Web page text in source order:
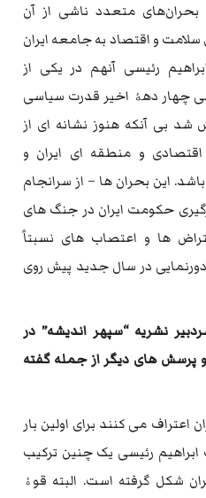
متعدد ناشی از آن
و اقتصاد به جامعه ایران
رئیسی آنهم در یکی از
طی چهار دهۀ اخیر قدرت سیاسی
شد بی آنکه هنوز نشانه ای از
و منطقه ای ایران و
این بحران ها – از سرانجام
حکومت ایران در جنگ های
ها و اعتصاب های نسبتاً
در سال جدید پیش روی
نشریه “سپهر اندیشه” در
پرسش های دیگر از جمله گفته
می کنند برای اولین بار
رئیسی یک چنین ترکیب
شکل گرفته است. البته قوۀ